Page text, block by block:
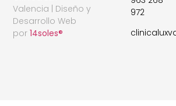
Valencia | Diseño y
Desarrollo Web
por14soles®
972